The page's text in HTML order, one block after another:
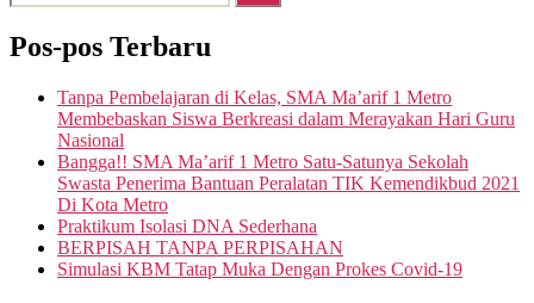
Pos-pos Terbaru
Tanpa Pembelajaran di Kelas, SMA Ma’arif 1 Metro
Membebaskan Siswa Berkreasi dalam Merayakan Hari Guru
Nasional
Bangga!! SMA Ma’arif 1 Metro Satu-Satunya Sekolah
Swasta Penerima Bantuan Peralatan TIK Kemendikbud 2021
Di Kota Metro
Praktikum Isolasi DNA Sederhana
BERPISAH TANPA PERPISAHAN
Simulasi KBM Tatap Muka Dengan Prokes Covid-19